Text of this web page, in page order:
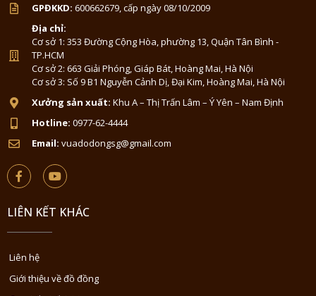
GPĐKKD: 600662679, cấp ngày 08/10/2009
Địa chỉ:
Cơ sở 1: 353 Đường Cộng Hòa, phường 13, Quận Tân Bình -
TP.HCM
Cơ sở 2: 663 Giải Phóng, Giáp Bát, Hoàng Mai, Hà Nội
Cơ sở 3: Số 9 B1 Nguyễn Cảnh Dị, Đại Kim, Hoàng Mai, Hà Nội
Xưởng sản xuất: Khu A – Thị Trấn Lâm – Ý Yên – Nam Định
Hotline: 0977-62-4444
Email: vuadodongsg@gmail.com
LIÊN KẾT KHÁC
Liên hệ
Giới thiệu về đồ đồng